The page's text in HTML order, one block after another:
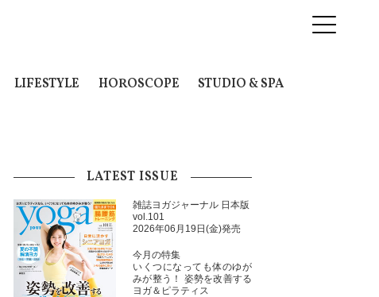
LIFESTYLE HOROSCOPE STUDIO & SPA
LATEST ISSUE
雑誌ヨガジャーナル 日本版
vol.101
2026年06月19日(金)発売
今月の特集
いくつになっても体のゆが
みが整う！ 姿勢を改善する
ヨガ＆ピラティス